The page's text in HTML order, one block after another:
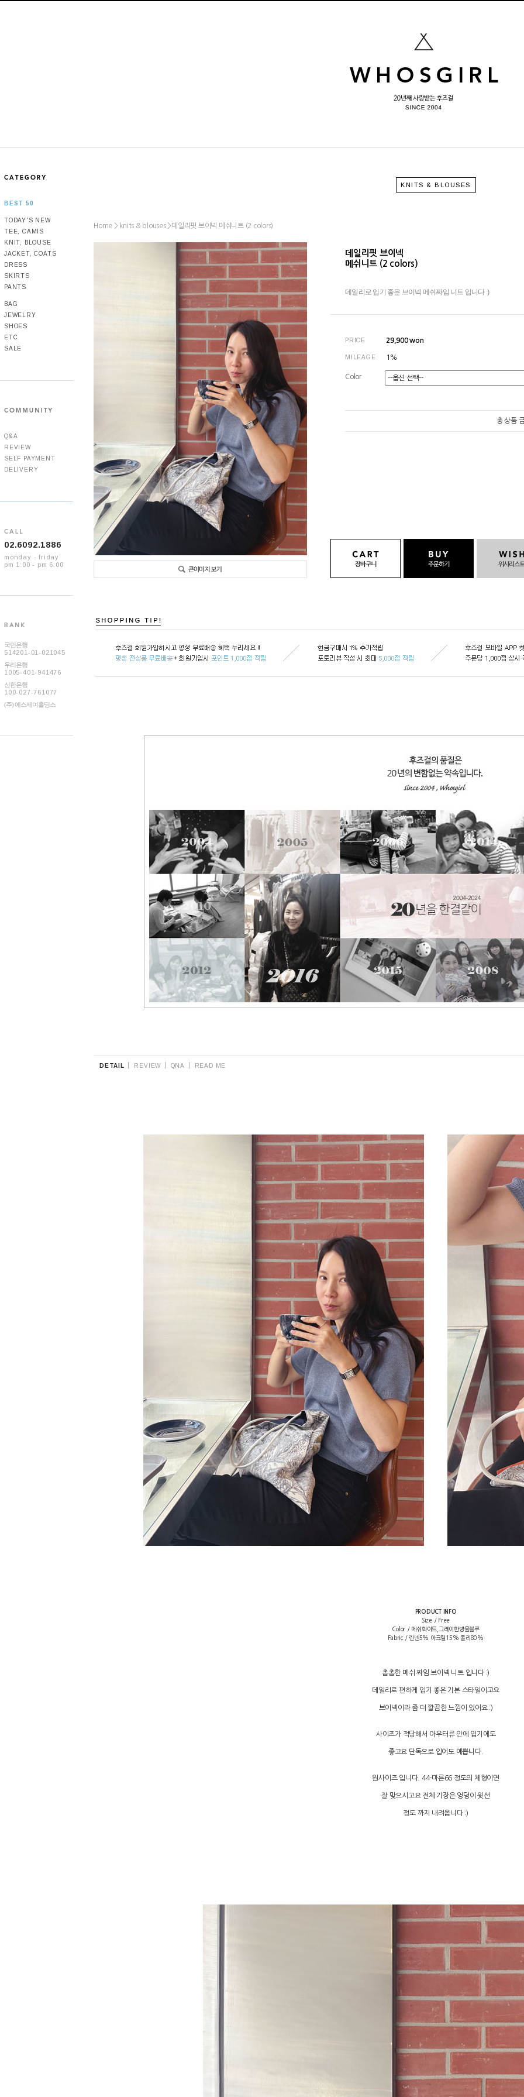
BEST 50
TODAY'S NEW
TEE, CAMIS
KNIT, BLOUSE
JACKET, COATS
DRESS
SKIRTS
PANTS
BAG
JEWELRY
SHOES
ETC
SALE
Q&A
REVIEW
SELF PAYMENT
DELIVERY
02.6092.1886
monday - friday
pm 1:00 - pm 6:00
국민은행
514201-01-021045
우리은행
1005-401-941476
신한은행
100-027-761077
(주) 에스제이홀딩스
KNITS & BLOUSES
Home > knits & blouses >데일리핏 브이넥 메쉬니트 (2 colors)
데일리핏 브이넥
메쉬니트 (2 colors)
데일리로 입기 좋은 브이넥 메쉬짜임 니트 입니다 :)
PRICE 29,900won
MILEAGE 1%
Color
총 상품
DETAIL REVIEW QNA READ ME
PRODUCT INFO
Size / Free
Color / 메쉬화이트,그레이한방울블루
Fabric / 린넨5% 아크릴15% 폴리80%
촘촘한 메쉬 짜임 브이넥 니트 입니다 :)
데일리로 편하게 입기 좋은 기본 스타일이고요
브이넥이라 좀 더 깔끔한 느낌이 있어요 :)
사이즈가 적당해서 아우터류 안에 입기에도
좋고요 단독으로 입어도 예쁩니다.
원사이즈 입니다. 44-마른66 정도의 체형이면
잘 맞으시고요 전체 기장은 엉덩이 윗선
정도 까지 내려옵니다 :)